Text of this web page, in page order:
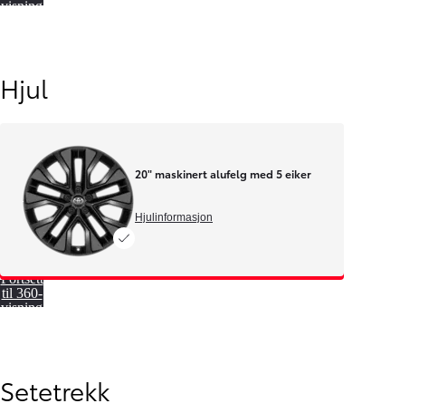
Fra kr 667 300 inkl. MVA
Proace Verso
ELEKTRISK
visning
Hjul
20" maskinert alufelg med 5 eiker
Hjulinformasjon
Fortsett
til 360-
visning
Setetrekk